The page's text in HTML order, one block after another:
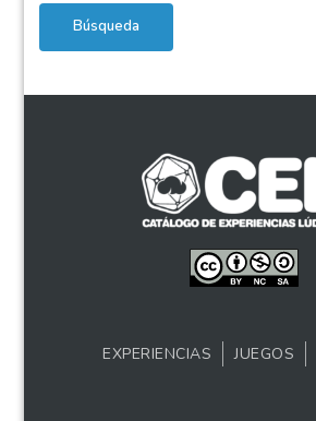
Búsqueda
EXPERIENCIAS JUEGOS